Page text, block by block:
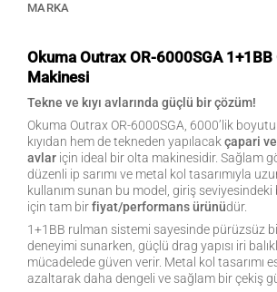
MARKA
Okuma Outrax OR-6000SGA 1+1BB
Makinesi
Tekne ve kıyı avlarında güçlü bir çözüm!
Okuma Outrax OR-6000SGA, 6000’lik
kıyıdan hem de tekneden yapılacakçapari
avlar için ideal bir olta makinesidir. Sağlam
düzenli ip sarımı ve metal kol tasarımıyla
kullanım sunan bu model, giriş seviyesindeki
için tam birfiyat/performans ürünüdür.
1+1BB rulman sistemi sayesinde pürüzsüz
deneyimi sunarken, güçlü drag yapısı iri
mücadelede güven verir. Metal kol tasarımı
azaltarak daha dengeli ve sağlam bir çekiş